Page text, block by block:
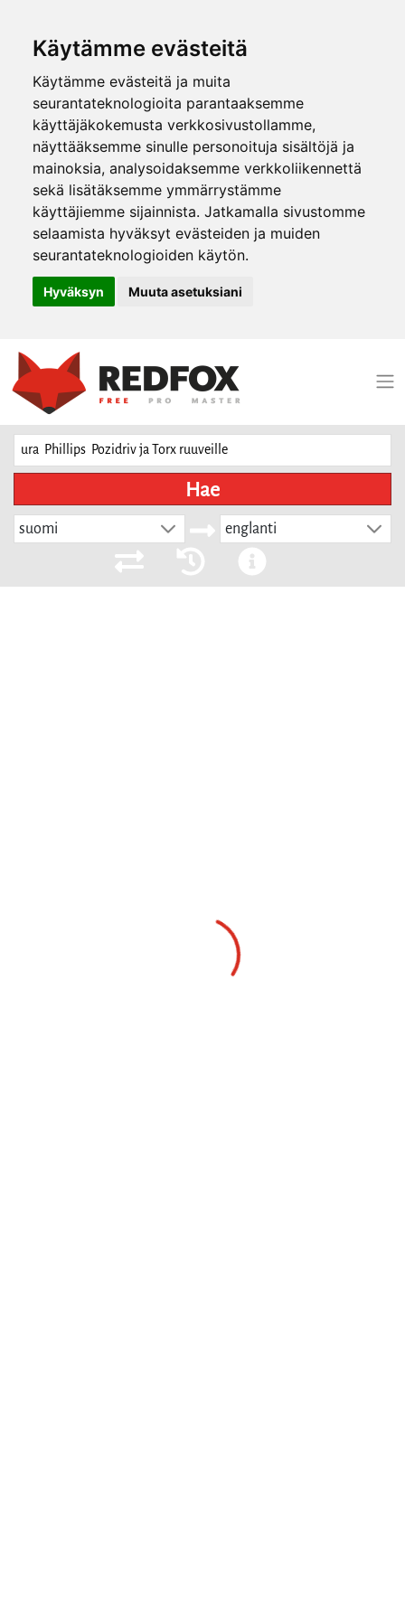
Käytämme evästeitä
Käytämme evästeitä ja muita
seurantateknologioita parantaaksemme
käyttäjäkokemusta verkkosivustollamme,
näyttääksemme sinulle personoituja sisältöjä ja
mainoksia, analysoidaksemme verkkoliikennettä
sekä lisätäksemme ymmärrystämme
käyttäjiemme sijainnista. Jatkamalla sivustomme
selaamista hyväksyt evästeiden ja muiden
seurantateknologioiden käytön.
Hyväksyn Muuta asetuksiani
Hae
suomi englanti